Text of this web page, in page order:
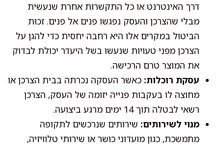
דרך האינטרנט או כל התקשרות אחרת שנעשית
מבלי שהצרכן והעסק נפגשו פנים אל פנים. זכות
הביטול במקרים אלו היא רחבה יחסית כדי להגן על
הצרכן מפני טעויות שנעשו בשל היעדר יכולת לבדוק
את המוצר טרם הרכישה.
עסקת רוכלות: כאשר העסקה נכרתה בבית הצרכן או
מחוצה לו בעקבות פנייה יזומה של העסק, הצרכן
רשאי לבטלה תוך 14 ימים מרגע ביצועה.
מנוי לשירותים: שירותים שנרכשים לתקופה
מתמשכת, כגון מועדוני כושר או שירותי טלוויזיה,